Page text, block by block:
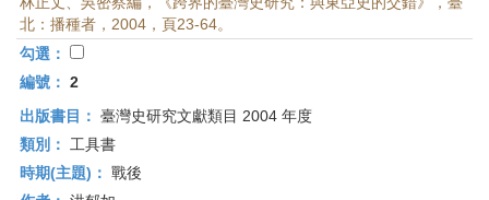
首
頁
北：播種者，2004，頁23-64。
勾選：
編號： 2
出版書目： 臺灣史研究文獻類目 2004 年度
類別：
工具書
時期(主題)： 戰後